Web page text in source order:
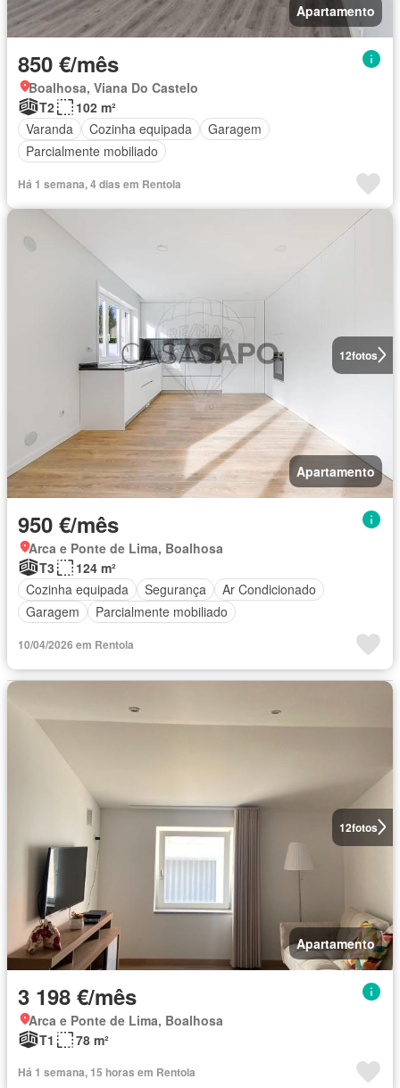
Apartamento
850 €/mês
Boalhosa, Viana Do Castelo
T2
102 m²
Varanda
Cozinha equipada
Garagem
Parcialmente mobiliado
Há 1 semana, 4 dias em Rentola
12fotos
Apartamento
950 €/mês
Arca e Ponte de Lima, Boalhosa
T3
124 m²
Cozinha equipada
Segurança
Ar Condicionado
Garagem
Parcialmente mobiliado
10/04/2026 em Rentola
12fotos
Apartamento
3 198 €/mês
Arca e Ponte de Lima, Boalhosa
T1
78 m²
Há 1 semana, 15 horas em Rentola